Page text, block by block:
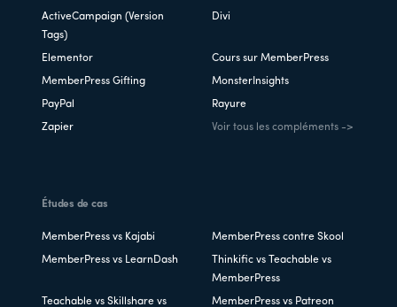
ActiveCampaign (Version
Tags)
Divi
Elementor Cours sur MemberPress
MemberPress Gifting MonsterInsights
PayPal Rayure
Zapier Voir tous les compléments ->
Études de cas
MemberPress vs Kajabi MemberPress contre Skool
MemberPress vs LearnDash
Thinkific vs Teachable vs
MemberPress
Teachable vs Skillshare vs
MemberPress vs Patreon